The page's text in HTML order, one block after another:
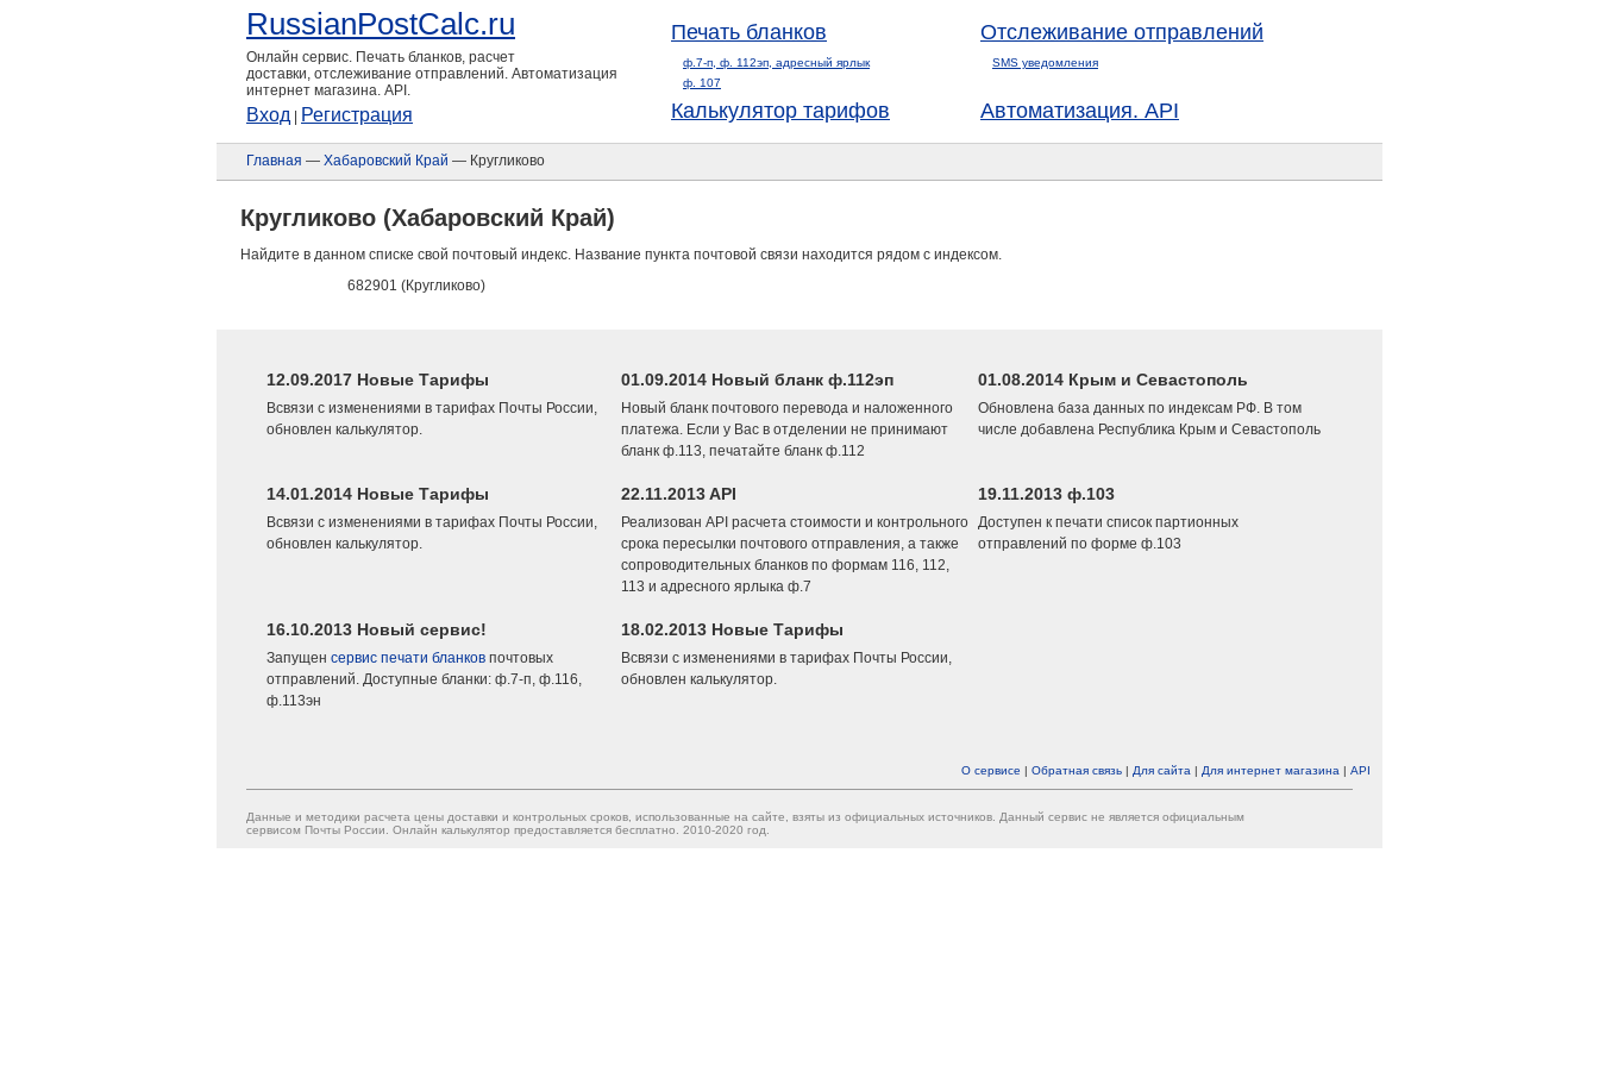
RussianPostCalc.ru
Онлайн сервис. Печать бланков, расчет
доставки, отслеживание отправлений. Автоматизация
интернет магазина. API.
Вход Регистрация
Печать бланков
ф.7-п, ф. 112эп, адресный ярлык
ф. 107
Отслеживание отправлений
SMS уведомления
Калькулятор тарифов Автоматизация. API
Главная — Хабаровский Край — Кругликово
Кругликово (Хабаровский Край)
Найдите в данном списке свой почтовый индекс. Название пункта почтовой связи находится рядом с индексом.
682901 (Кругликово)
12.09.2017 Новые Тарифы
Всвязи с изменениями в тарифах Почты России,
обновлен калькулятор.
01.09.2014 Новый бланк ф.112эп
Новый бланк почтового перевода и наложенного
платежа. Если у Вас в отделении не принимают
бланк ф.113, печатайте бланк ф.112
01.08.2014 Крым и Севастополь
Обновлена база данных по индексам РФ. В том
числе добавлена Республика Крым и Севастополь
14.01.2014 Новые Тарифы
Всвязи с изменениями в тарифах Почты России,
обновлен калькулятор.
22.11.2013 API
Реализован API расчета стоимости и контрольного
срока пересылки почтового отправления, а также
сопроводительных бланков по формам 116, 112,
113 и адресного ярлыка ф.7
19.11.2013 ф.103
Доступен к печати список партионных
отправлений по форме ф.103
16.10.2013 Новый сервис!
Запущен сервис печати бланков почтовых
отправлений. Доступные бланки: ф.7-п, ф.116,
ф.113эн
18.02.2013 Новые Тарифы
Всвязи с изменениями в тарифах Почты России,
обновлен калькулятор.
О сервисе | Обратная связь | Для сайта | Для интернет магазина | API
Данные и методики расчета цены доставки и контрольных сроков, использованные на сайте, взяты из официальных источников. Данный сервис не является официальным
сервисом Почты России. Онлайн калькулятор предоставляется бесплатно. 2010-2020 год.